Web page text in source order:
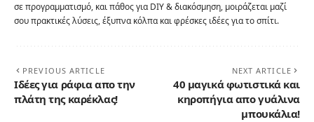
σε προγραμματισμό, και πάθος για DIY & διακόσμηση, μοιράζεται μαζί
σου πρακτικές λύσεις, έξυπνα κόλπα και φρέσκες ιδέες για το σπίτι.
PREVIOUS ARTICLE
Ιδέες για ράφια απο την
πλάτη της καρέκλας!
NEXT ARTICLE
40 μαγικά φωτιστικά και
κηροπήγια απο γυάλινα
μπουκάλια!